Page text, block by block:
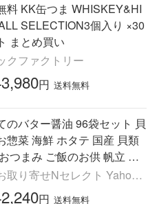
料 KK缶つま WHISKEY&HI
SELECTION3個入り ×30
まとめ買い
クファクトリー
円 送料無料
のバター醤油 96袋セット 貝
惣菜 海鮮 ホタテ 国産 貝類
つまみ ご飯のお供 帆立 北
取り寄せNセレクト Yahoo!
円 送料無料